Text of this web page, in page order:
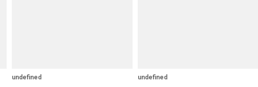
undefined undefined